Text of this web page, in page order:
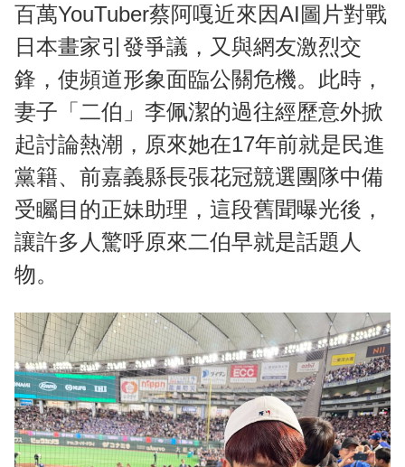
M
t
e
百萬YouTuber蔡阿嘎近來因AI圖片對戰
日本畫家引發爭議，又與網友激烈交
鋒，使頻道形象面臨公關危機。此時，
妻子「二伯」李佩潔的過往經歷意外掀
起討論熱潮，原來她在17年前就是民進
黨籍、前嘉義縣長張花冠競選團隊中備
受矚目的正妹助理，這段舊聞曝光後，
讓許多人驚呼原來二伯早就是話題人
物。